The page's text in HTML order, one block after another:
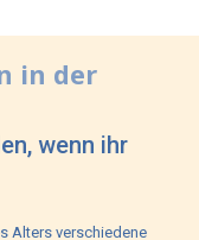
in der
wenn ihr
Alters verschiedene